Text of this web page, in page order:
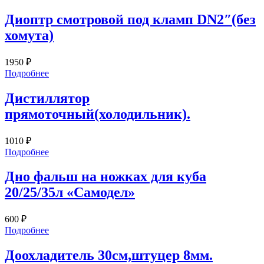
Диоптр смотровой под кламп DN2″(без
хомута)
1950 ₽
Подробнее
Дистиллятор
прямоточный(холодильник).
1010 ₽
Подробнее
Дно фальш на ножках для куба
20/25/35л «Самодел»
600 ₽
Подробнее
Доохладитель 30см,штуцер 8мм.